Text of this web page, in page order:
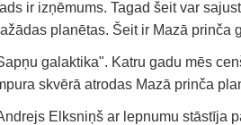
ir izņēmums. Tagad šeit var
planētas. Šeit ir Mazā prinča
galaktika". Katru gadu mēs
skvērā atrodas Mazā prinča
Elksniņš ar lepnumu stāstīja